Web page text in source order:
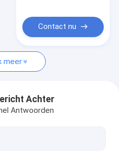
de Waterdruk
Contact nu
meer
Achter
Antwoorden